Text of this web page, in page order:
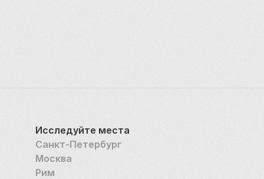
Исследуйте места
Санкт-Петербург
Москва
Рим